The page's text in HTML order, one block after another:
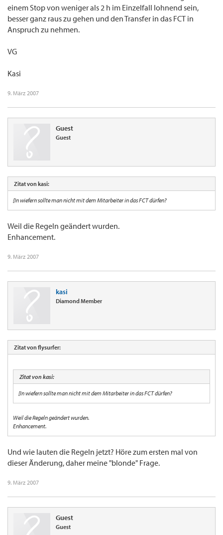
einem Stop von weniger als 2 h im Einzelfall lohnend sein,
besser ganz raus zu gehen und den Transfer in das FCT in
Anspruch zu nehmen.
VG
Kasi
9. März 2007
Guest
Guest
Zitat von kasi:
[In wiefern sollte man nicht mit dem Mitarbeiter in das FCT dürfen?
Weil die Regeln geändert wurden.
Enhancement.
9. März 2007
kasi
Diamond Member
Zitat von flysurfer:
Zitat von kasi:
[In wiefern sollte man nicht mit dem Mitarbeiter in das FCT dürfen?
Weil die Regeln geändert wurden.
Enhancement.
Und wie lauten die Regeln jetzt? Höre zum ersten mal von
dieser Änderung, daher meine "blonde" Frage.
9. März 2007
Guest
Guest